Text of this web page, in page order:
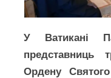
У Ватикані
представниць
Ордену